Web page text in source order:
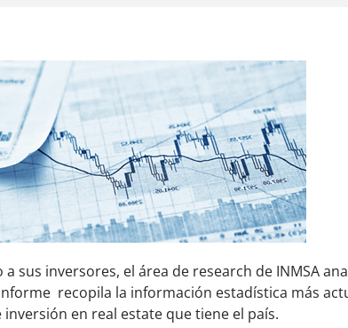
sus inversores, el área de research de INMSA
recopila la información estadística más
en real estate que tiene el país.